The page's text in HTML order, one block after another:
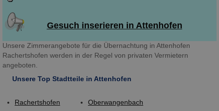
Gesuch inserieren in Attenhofen
Unsere Zimmerangebote für die Übernachtung in Attenhofen
Rachertshofen werden in der Regel von privaten Vermietern
angeboten.
Unsere Top Stadtteile in Attenhofen
Rachertshofen
Oberwangenbach